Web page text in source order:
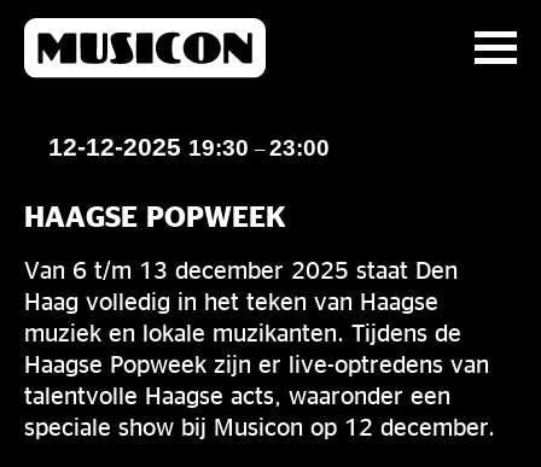
12-12-2025 19:30 –23:00
HAAGSE POPWEEK
Van 6 t/m 13 december 2025 staat Den
Haag volledig in het teken van Haagse
muziek en lokale muzikanten. Tijdens de
Haagse Popweek zijn er live-optredens van
talentvolle Haagse acts, waaronder een
speciale show bij Musicon op 12 december.